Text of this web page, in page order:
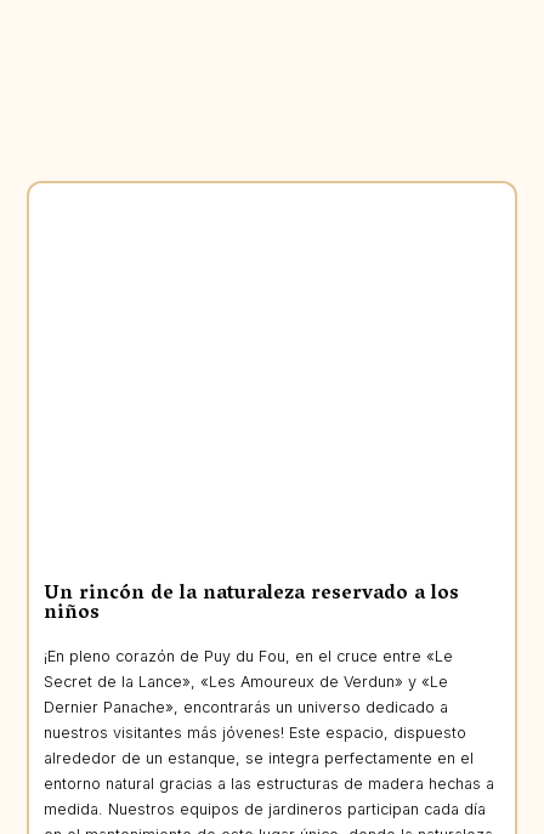
Un rincón de la naturaleza reservado a los
niños
¡En pleno corazón de Puy du Fou, en el cruce entre «Le
Secret de la Lance», «Les Amoureux de Verdun» y «Le
Dernier Panache», encontrarás un universo dedicado a
nuestros visitantes más jóvenes! Este espacio, dispuesto
alrededor de un estanque, se integra perfectamente en el
entorno natural gracias a las estructuras de madera hechas a
medida. Nuestros equipos de jardineros participan cada día